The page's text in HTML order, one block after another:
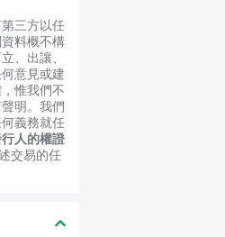
三方以任
料概不構
、出讓、
意見或建
惟我們不
明。我們
義務就任
人的權證
交易的任